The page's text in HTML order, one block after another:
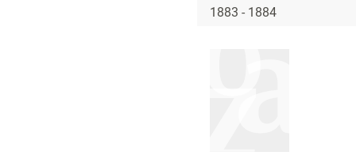
1883 - 1884